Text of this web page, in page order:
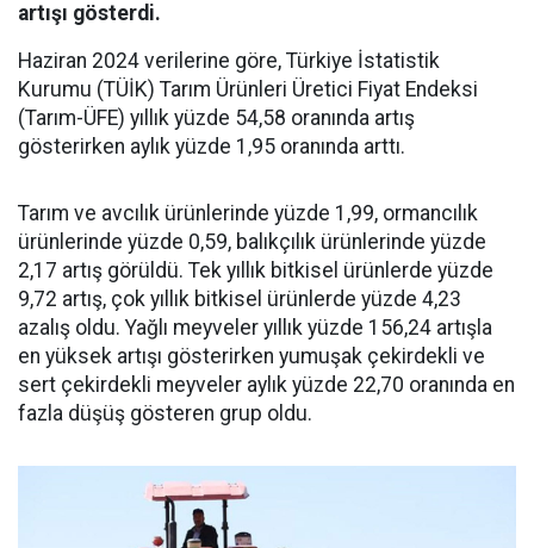
artışı gösterdi.
Haziran 2024 verilerine göre, Türkiye İstatistik
Kurumu (TÜİK) Tarım Ürünleri Üretici Fiyat Endeksi
(Tarım-ÜFE) yıllık yüzde 54,58 oranında artış
gösterirken aylık yüzde 1,95 oranında arttı.
Tarım ve avcılık ürünlerinde yüzde 1,99, ormancılık
ürünlerinde yüzde 0,59, balıkçılık ürünlerinde yüzde
2,17 artış görüldü. Tek yıllık bitkisel ürünlerde yüzde
9,72 artış, çok yıllık bitkisel ürünlerde yüzde 4,23
azalış oldu. Yağlı meyveler yıllık yüzde 156,24 artışla
en yüksek artışı gösterirken yumuşak çekirdekli ve
sert çekirdekli meyveler aylık yüzde 22,70 oranında en
fazla düşüş gösteren grup oldu.